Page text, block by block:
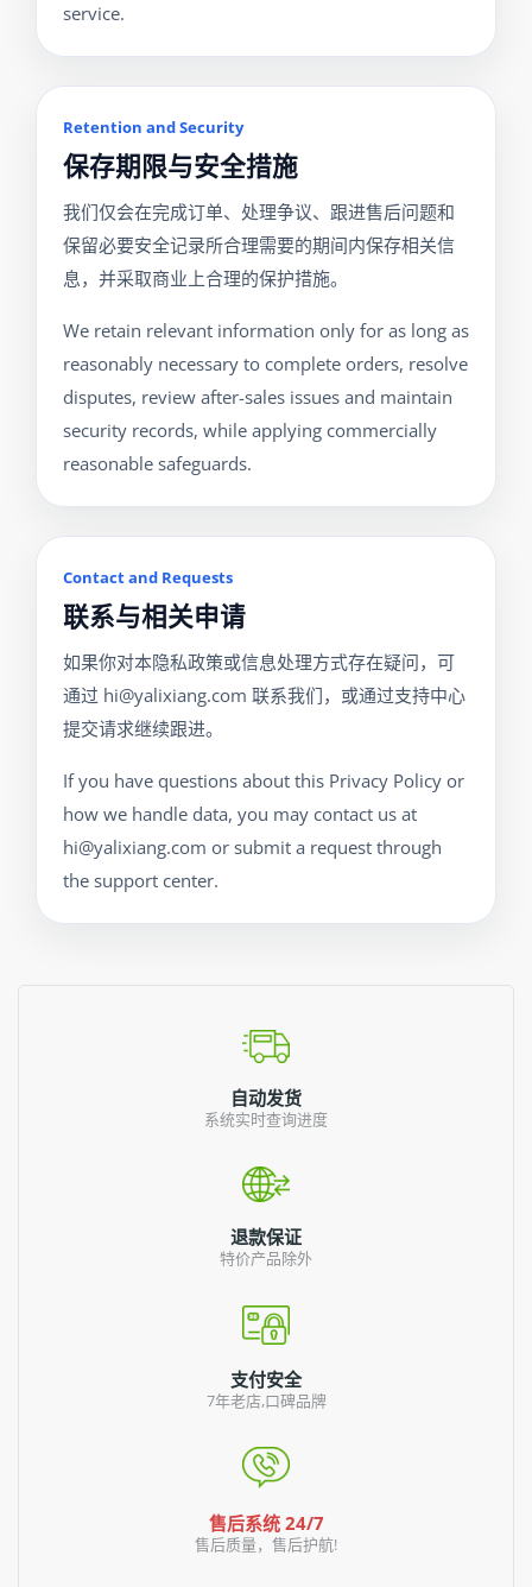
service.
Retention and Security
保存期限与安全措施
我们仅会在完成订单、处理争议、跟进售后问题和
保留必要安全记录所合理需要的期间内保存相关信
息，并采取商业上合理的保护措施。
We retain relevant information only for as long as
reasonably necessary to complete orders, resolve
disputes, review after-sales issues and maintain
security records, while applying commercially
reasonable safeguards.
Contact and Requests
联系与相关申请
如果你对本隐私政策或信息处理方式存在疑问，可
通过 hi@yalixiang.com 联系我们，或通过支持中心
提交请求继续跟进。
If you have questions about this Privacy Policy or
how we handle data, you may contact us at
hi@yalixiang.com or submit a request through
the support center.
自动发货
系统实时查询进度
退款保证
特价产品除外
支付安全
7年老店,口碑品牌
售后系统 24/7
售后质量，售后护航!